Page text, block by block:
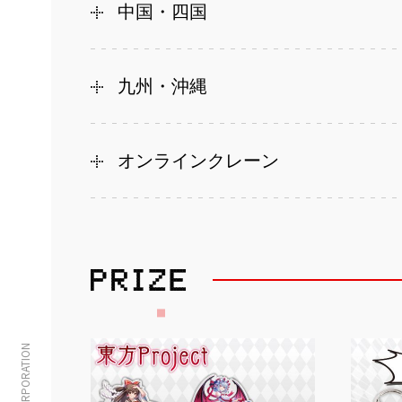
中国・四国
九州・沖縄
オンラインクレーン